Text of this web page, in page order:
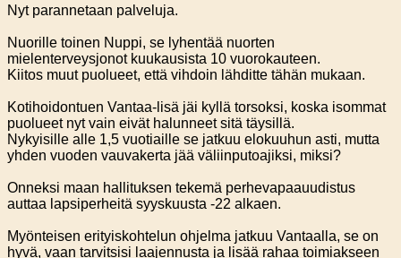
Nyt parannetaan palveluja.
Nuorille toinen Nuppi, se lyhentää nuorten
mielenterveysjonot kuukausista 10 vuorokauteen.
Kiitos muut puolueet, että vihdoin lähditte tähän mukaan.
Kotihoidontuen Vantaa-lisä jäi kyllä torsoksi, koska isommat
puolueet nyt vain eivät halunneet sitä täysillä.
Nykyisille alle 1,5 vuotiaille se jatkuu elokuuhun asti, mutta
yhden vuoden vauvakerta jää väliinputoajiksi, miksi?
Onneksi maan hallituksen tekemä perhevapaauudistus
auttaa lapsiperheitä syyskuusta -22 alkaen.
Myönteisen erityiskohtelun ohjelma jatkuu Vantaalla, se on
hyvä, vaan tarvitsisi laajennusta ja lisää rahaa toimiakseen